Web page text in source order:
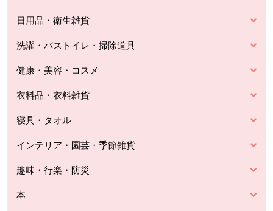
日用品・衛生雑貨
洗濯・バストイレ・掃除道具
健康・美容・コスメ
衣料品・衣料雑貨
寝具・タオル
インテリア・園芸・季節雑貨
趣味・行楽・防災
本